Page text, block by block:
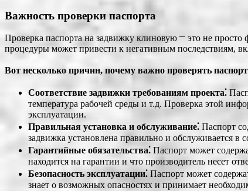
Важность проверки паспорта
Проверка паспорта на задвижку клиновую ⎻ это не просто
процедуры может привести к негативным последствиям,
Вот несколько причин, почему важно проверять
Соответствие задвижки требованиям проекта⁚
температура рабочей среды и т.д. Проверка этой
эксплуатации.
Правильная установка и обслуживание⁚ Паспорт
задвижка установлена правильно и обслуживается в
Гарантийные обязательства⁚ Паспорт может
находится на гарантии и что производитель несет
Безопасность эксплуатации⁚ Паспорт может
знает о возможных опасностях и принимает